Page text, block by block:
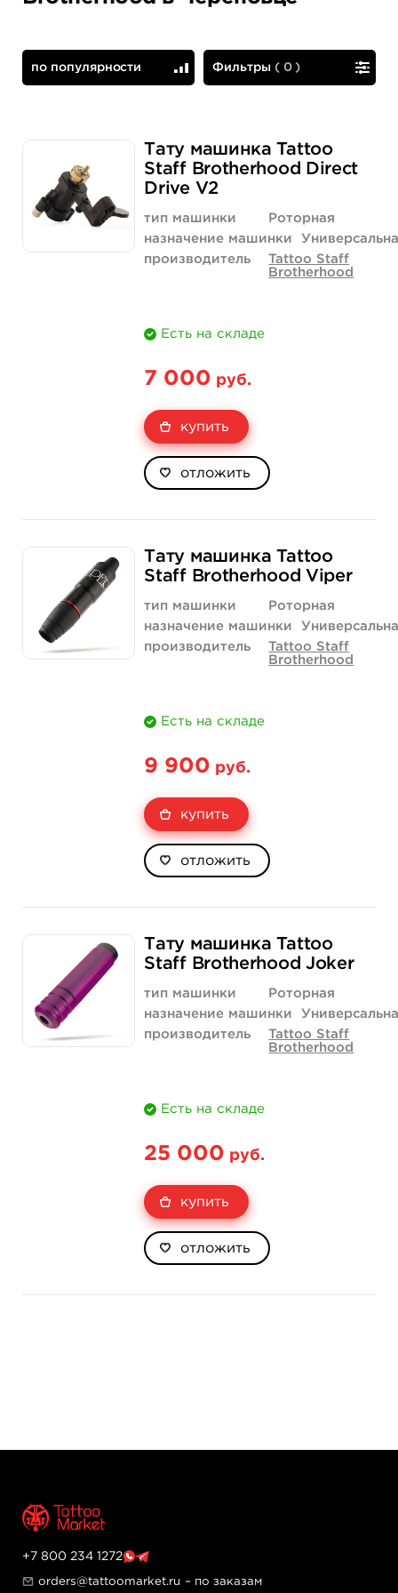
Фильтры (0 )
по популярности
Тату машинка Tattoo
Staff Brotherhood Direct
Drive V2
тип машинки
Роторная
назначение машинки
производитель
Tattoo Staff
Brotherhood
Есть на складе
7 000 руб.
купить
отложить
Тату машинка Tattoo
Staff Brotherhood Viper
тип машинки
Роторная
назначение машинки
производитель
Tattoo Staff
Brotherhood
Есть на складе
9 900 руб.
купить
отложить
Тату машинка Tattoo
Staff Brotherhood Joker
тип машинки
Роторная
назначение машинки
производитель
Tattoo Staff
Brotherhood
Есть на складе
25 000 руб.
купить
отложить
+7 800 234 1272
orders@tattoomarket.ru – по заказам